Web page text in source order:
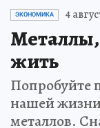
ЭКОНОМИКА 4
жить
Попробуйте
нашей жизни
металлов.